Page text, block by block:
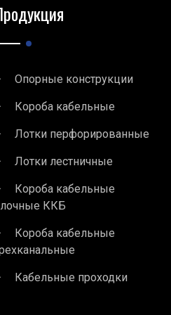
Опорные конструкции
Короба кабельные
Лотки перфорированные
Лотки лестничные
Короба кабельные
ККБ
Короба кабельные
Кабельные проходки